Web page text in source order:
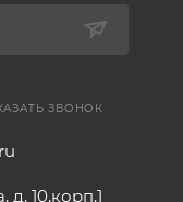
ЗВОНОК
10,корп.1